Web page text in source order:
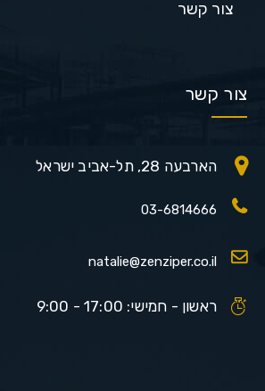
צור קשר
צור קשר
הארבעה 28, תל-אביב ישראל
03-6814666
natalie@zenziper.co.il
ראשון - חמישי: 17:00 - 9:00